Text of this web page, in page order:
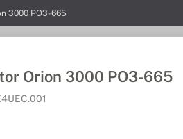
3000 PO3-665
Orion 3000 PO3-665